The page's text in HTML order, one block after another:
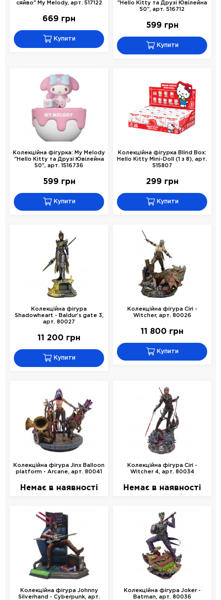
сяйво" My Melody, арт. 517122
669 грн
Купити
"Hello Kitty та Друзі Ювілейна
50", арт. 516712
599 грн
Купити
Колекційна фігурка: My Melody
"Hello Kitty та Друзі Ювілейна
50", арт. 1516736
599 грн
Купити
Колекційна фігурка Blind Box:
Hello Kitty Mini-Doll (1 з 8), арт.
515807
299 грн
Купити
Колекційна фігура
Shadowheart - Baldur’s gate 3,
арт. 80027
11 200 грн
Купити
Колекційна фігура Ciri -
Witcher, арт. 80026
11 800 грн
Купити
Колекційна фігура Jinx Balloon
platform - Arcane, арт. 80041
Немає в наявності
Колекційна фігура Ciri -
Witcher 4, арт. 80034
Немає в наявності
Колекційна фігура Johnny
Silverhand - Cyberpunk, арт.
Колекційна фігура Joker -
Batman, арт. 80036